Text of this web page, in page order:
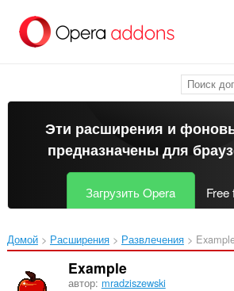
перейти
Эти расширения и
предназначены для
Загрузить Opera Free
Домой Расширения Развлечения
Example
автор: mradziszewski